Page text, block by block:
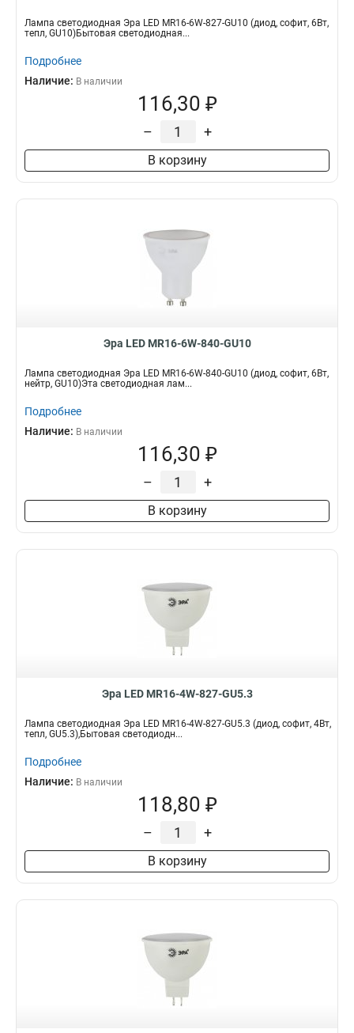
Лампа светодиодная Эра LED MR16-6W-827-GU10 (диод, софит, 6Вт,
тепл, GU10)Бытовая светодиодная...
Подробнее
Наличие: В наличии
116,30 ₽
– +
В корзину
Эра LED MR16-6W-840-GU10
Лампа светодиодная Эра LED MR16-6W-840-GU10 (диод, софит, 6Вт,
нейтр, GU10)Эта светодиодная лам...
Подробнее
Наличие: В наличии
116,30 ₽
– +
В корзину
Эра LED MR16-4W-827-GU5.3
Лампа светодиодная Эра LED MR16-4W-827-GU5.3 (диод, софит, 4Вт,
тепл, GU5.3),Бытовая светодиодн...
Подробнее
Наличие: В наличии
118,80 ₽
– +
В корзину